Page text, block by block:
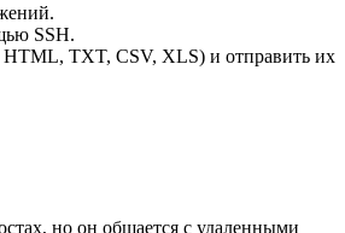
SSH.
HTML, TXT, CSV, XLS) и отправить их
но он общается с удаленными